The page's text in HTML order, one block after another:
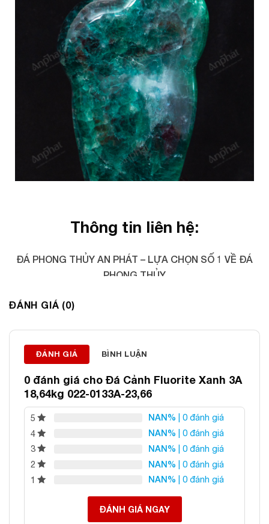
Thông tin liên hệ:
ĐÁ PHONG THỦY AN PHÁT – LỰA CHỌN SỐ 1 VỀ ĐÁ
PHONG THỦY
ĐÁNH GIÁ (0)
ĐÁNH GIÁ BÌNH LUẬN
0 đánh giá cho Đá Cảnh Fluorite Xanh 3A
18,64kg 022-0133A-23,66
5 NAN% | 0 đánh giá
4
NAN% | 0 đánh giá
3
NAN% | 0 đánh giá
2
NAN% | 0 đánh giá
1
NAN% | 0 đánh giá
ĐÁNH GIÁ NGAY